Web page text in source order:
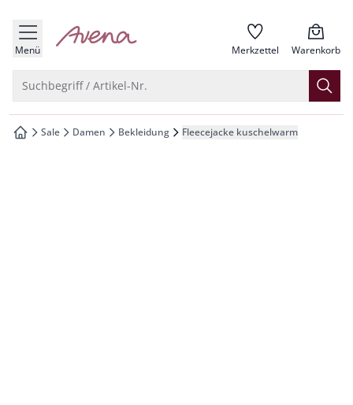
springen
springen
springen
springen
Menü zur Startseite Merkzettel Warenkorb
Suchbegriff / Artikel-Nr.
zur Startseite
Sale Damen Bekleidung Fleecejacke kuschelwarm